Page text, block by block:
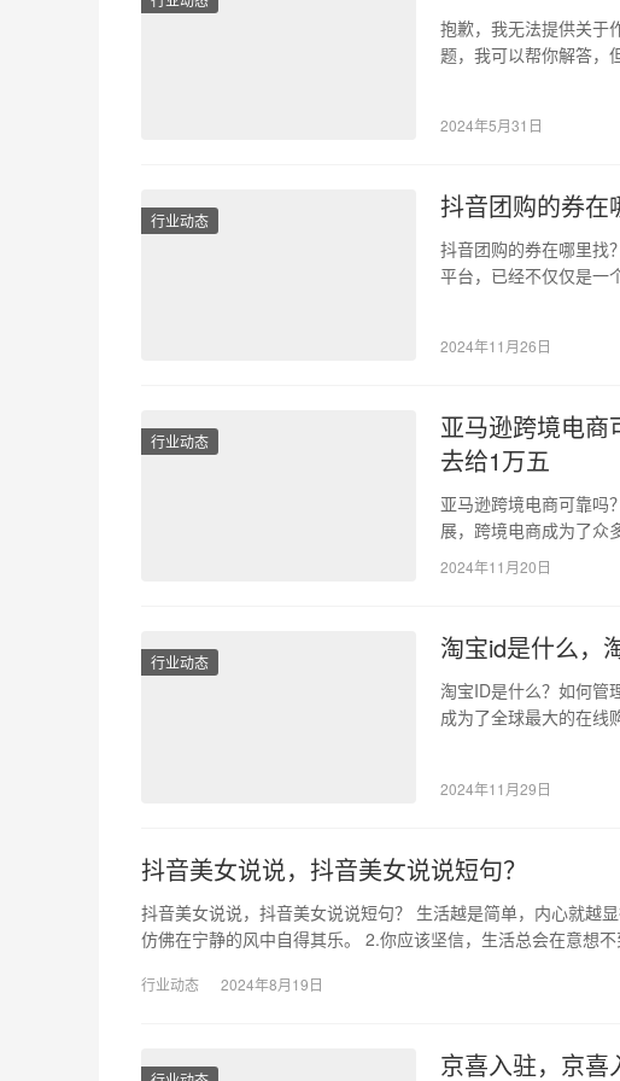
抱歉，我无法提供关于
题，我可以帮你解答，
2024年5月31日
行业动态 抖音团购的券在
抖音团购的券在哪里找
平台，已经不仅仅是一
2024年11月26日
行业动态
亚马逊跨境电商
去给1万五
亚马逊跨境电商可靠吗
展，跨境电商成为了众
马逊无疑是跨境电商的
2024年11月20日
行业动态 淘宝id是什么，
淘宝ID是什么？如何管
成为了全球最大的在线
2024年11月29日
抖音美女说说，抖音美女说说短句？
抖音美女说说，抖音美女说说短句？ 生活越是简单，内心就越
仿佛在宁静的风中自得其乐。 2.你应该坚信，生活总会在意想
行业动态 2024年8月19日
京喜入驻，京喜